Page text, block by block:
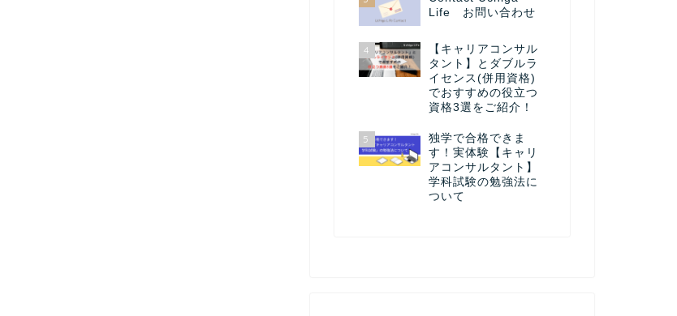
Life お問い合わせ
4
【キャリアコンサル
タント】とダブルラ
イセンス(併用資格)
でおすすめの役立つ
資格3選をご紹介！
5
独学で合格できま
す！実体験【キャリ
アコンサルタント】
学科試験の勉強法に
ついて